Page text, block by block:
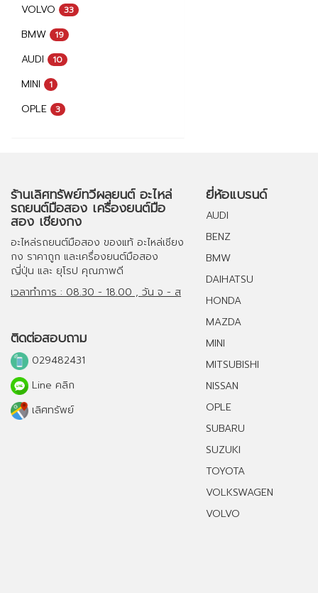
VOLVO 33
BMW 19
AUDI 10
MINI 1
OPLE 3
ร้านเลิศทรัพย์ทวีผลยนต์ อะไหล่
รถยนต์มือสอง เครื่องยนต์มือ
สอง เชียงกง
อะไหล่รถยนต์มือสอง ของแท้ อะไหล่เชียง
กง ราคาถูก และเครื่องยนต์มือสอง
ญี่ปุ่น และ ยุโรป คุณภาพดี
เวลาทำการ : 08.30 - 18.00 , วัน จ - ส
ติดต่อสอบถาม
029482431
Line คลิก
เลิศทรัพย์
ยี่ห้อแบรนด์
AUDI
BENZ
BMW
DAIHATSU
HONDA
MAZDA
MINI
MITSUBISHI
NISSAN
OPLE
SUBARU
SUZUKI
TOYOTA
VOLKSWAGEN
VOLVO